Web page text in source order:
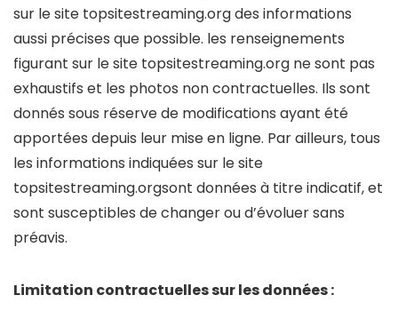
sur le site topsitestreaming.org des informations
aussi précises que possible. les renseignements
figurant sur le site topsitestreaming.org ne sont pas
exhaustifs et les photos non contractuelles. Ils sont
donnés sous réserve de modifications ayant été
apportées depuis leur mise en ligne. Par ailleurs, tous
les informations indiquées sur le site
topsitestreaming.orgsont données à titre indicatif, et
sont susceptibles de changer ou d’évoluer sans
préavis.
Limitation contractuelles sur les données :